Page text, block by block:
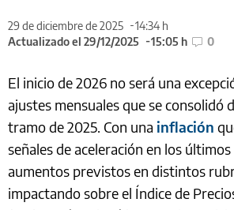
29 de diciembre de 2025
14:34 h
Actualizado el 29/12/2025
15:05 h 0
El inicio de 2026 no será una
ajustes mensuales que se consolidó
tramo de 2025. Con una inflación
señales de aceleración en los últimos
aumentos previstos en distintos
impactando sobre el Índice de